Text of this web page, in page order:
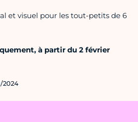
et visuel pour les tout-petits de 6
à partir du 2 février
2024